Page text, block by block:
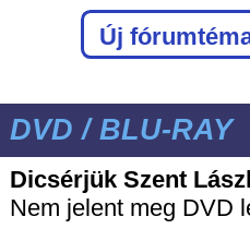
Új
DVD / BLU-RAY
Dicsérjük Szent
Nem jelent meg DVD